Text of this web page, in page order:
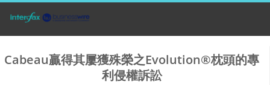
Cabeau贏得其屢獲殊榮之Evolution®枕頭的專
利侵權訴訟